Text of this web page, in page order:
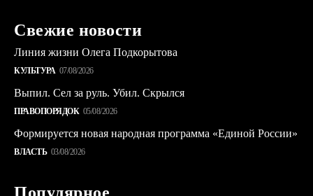
Свежие новости
Линия жизни Олега Подкорытова
КУЛЬТУРА 07/08/2026
Выпил. Сел за руль. Убил. Скрылся
ПРАВОПОРЯДОК 05/08/2026
Формируется новая народная программа «Единой России»
ВЛАСТЬ 03/08/2026
Популярное